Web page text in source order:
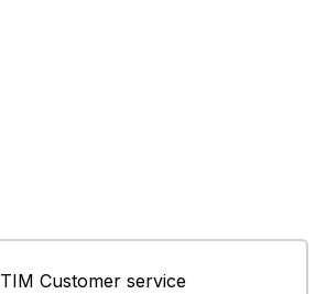
TIM Customer service